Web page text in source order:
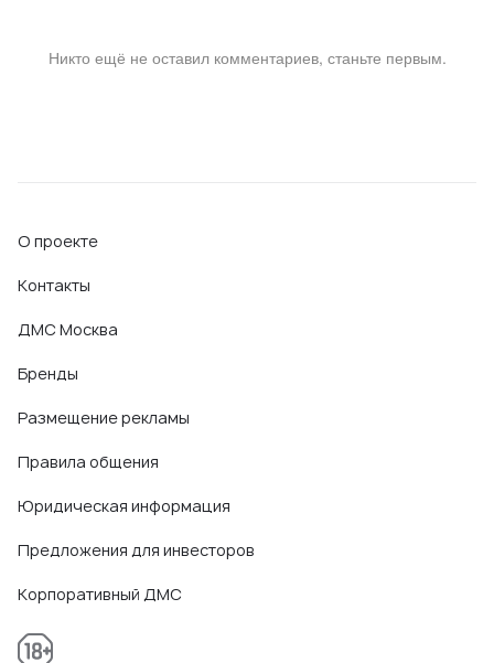
Никто ещё не оставил комментариев, станьте первым.
О проекте
Контакты
ДМС Москва
Бренды
Размещение рекламы
Правила общения
Юридическая информация
Предложения для инвесторов
Корпоративный ДМС